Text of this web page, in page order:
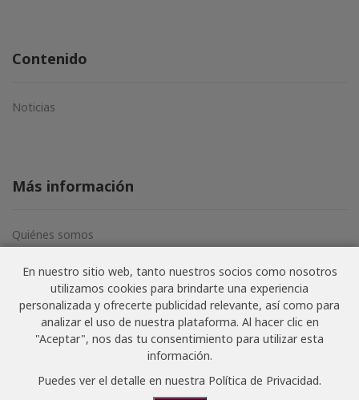
En nuestro sitio web, tanto nuestros socios como nosotros
utilizamos cookies para brindarte una experiencia
personalizada y ofrecerte publicidad relevante, así como para
analizar el uso de nuestra plataforma. Al hacer clic en
"Aceptar", nos das tu consentimiento para utilizar esta
información.
Puedes ver el detalle en nuestra Política de Privacidad.
Contenido
Noticias
Más información
Quiénes somos
Términos y condiciones
Política de privacidad
© NoSoloVino.com 2006-2026 · Todos los derechos